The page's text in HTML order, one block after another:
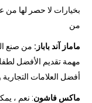
بخيارات لا حصر لها من
من
ماماز آند باباز: من صنع
مهمة تقديم الأفضل
أفضل العلامات التجارية
ماكس فاشون: نعم ،